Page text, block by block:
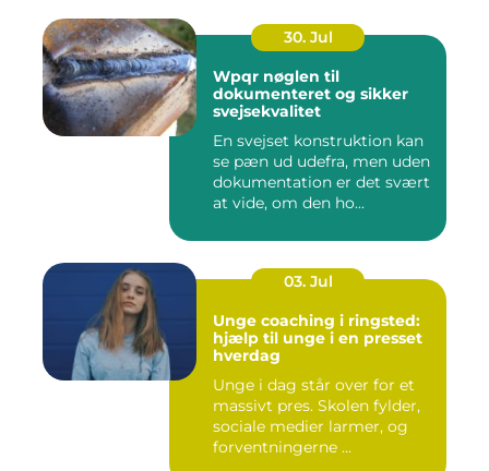
30. Jul
Wpqr nøglen til
dokumenteret og sikker
svejsekvalitet
En svejset konstruktion kan
se pæn ud udefra, men uden
dokumentation er det svært
at vide, om den ho...
03. Jul
Unge coaching i ringsted:
hjælp til unge i en presset
hverdag
Unge i dag står over for et
massivt pres. Skolen fylder,
sociale medier larmer, og
forventningerne ...